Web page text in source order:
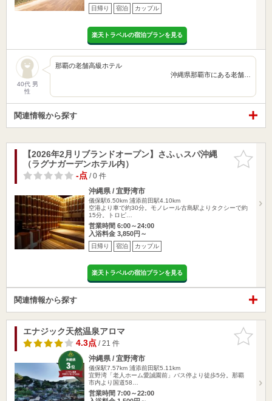
日帰り 宿泊 カップル
楽天トラベルの宿泊プランを見る
40代 男
性
那覇の老舗高級ホテル
沖縄県那覇市にある老舗…
関連情報から探す
お気に入
りに追加
【2026年2月リブランドオープン】さふぃスパ沖縄
（ラグナガーデンホテル内）
-点/ 0 件
沖縄県 / 宜野湾市
儀保駅6.50km 浦添前田駅4.10km
空港より車で約30分。モノレール古島駅よりタクシーで約
15分。トロピ…
営業時間 6:00～24:00
入浴料金 3,850円～
日帰り 宿泊 カップル
楽天トラベルの宿泊プランを見る
関連情報から探す
お気に入
りに追加
エナジック天然温泉アロマ
4.3点/ 21 件
沖縄県 / 宜野湾市
儀保駅7.57km 浦添前田駅5.11km
宜野湾「老人ホーム愛誠園前」バス停より徒歩5分。那覇
市内より国道58…
営業時間 7:00～22:00